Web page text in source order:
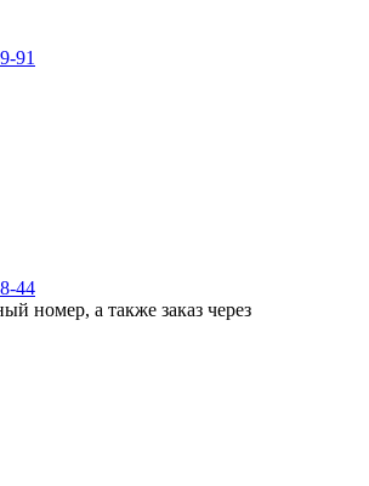
91
44
номер, а также заказ через